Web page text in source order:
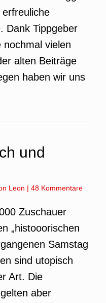
Dank Tippgeber
nochmal vielen
alten Beiträge
haben wir uns
und
Leon | 48 Kommentare
Zuschauer
„histooorischen
Samstag
sind utopisch
Art. Die
aber